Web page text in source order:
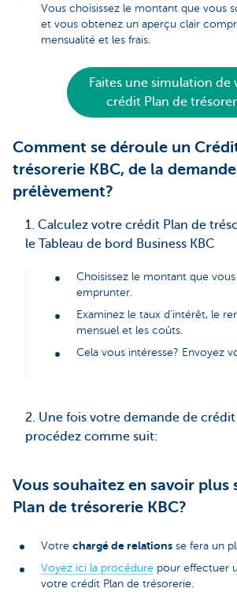
Vous choisissez le montant que vous
et vous obtenez un aperçu clair
mensualité et les frais.
Faites une simulation de
crédit Plan de
Comment se déroule un
trésorerie KBC, de la
prélèvement?
1. Calculez votre crédit Plan de
le Tableau de bord Business KBC
Choisissez le montant que
emprunter.
Examinez le taux d'intérêt, le
mensuel et les coûts.
Cela vous intéresse? Envoyez
2. Une fois votre demande de
procédez comme suit:
Vous souhaitez en savoir plus
Plan de trésorerie KBC?
Votre chargé de relations se fera un
Voyez ici la procédure pour effectuer
votre crédit Plan de trésorerie.